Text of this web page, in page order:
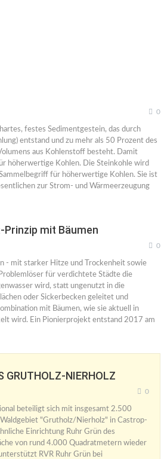
0
festes Sedimentgestein, das durch
entstand und zu mehr als 50 Prozent des
aus Kohlenstoff besteht. Damit
höherwertige Kohlen. Die Steinkohle wird
für höherwertige Kohlen. Sie ist
zur Strom- und Wärmeerzeugung
Prinzip mit Bäumen
0
- mit starker Hitze und Trockenheit sowie
für verdichtete Städte die
wird, statt ungenutzt in die
oder Sickerbecken geleitet und
mit Bäumen, wie sie aktuell in
wird. Ein Pionierprojekt entstand 2017 am
GRUTHOLZ-NIERHOLZ
0
beteiligt sich mit insgesamt 2.500
"Grutholz/Nierholz" in Castrop-
Einrichtung Ruhr Grün des
von rund 4.000 Quadratmetern wieder
RVR Ruhr Grün bei